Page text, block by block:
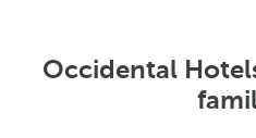
Occidental